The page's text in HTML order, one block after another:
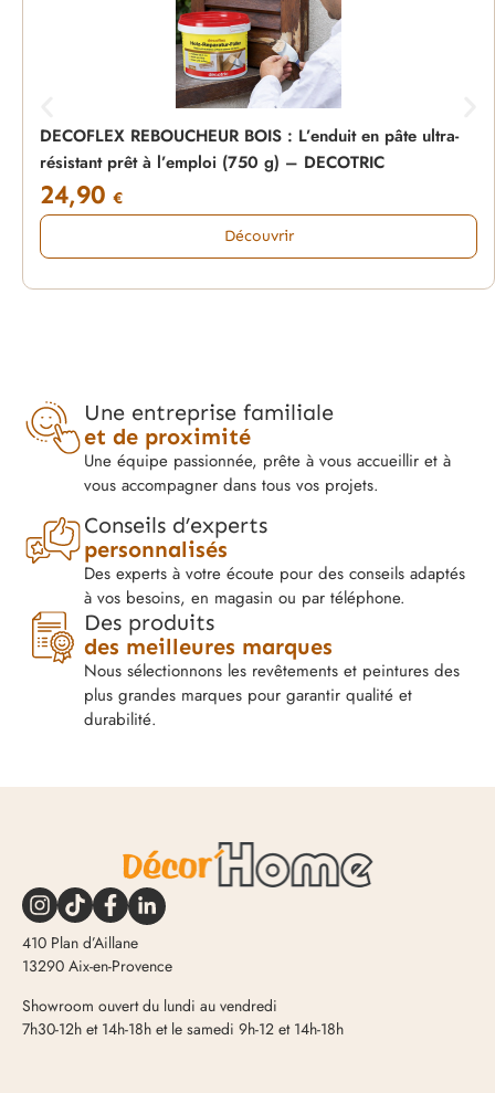
DECOFLEX REBOUCHEUR BOIS : L’enduit en pâte ultra-
résistant prêt à l’emploi (750 g) – DECOTRIC
24,90 €
Découvrir
Une entreprise familiale
et de proximité
Une équipe passionnée, prête à vous accueillir et à
vous accompagner dans tous vos projets.
Conseils d’experts
personnalisés
Des experts à votre écoute pour des conseils adaptés
à vos besoins, en magasin ou par téléphone.
Des produits
des meilleures marques
Nous sélectionnons les revêtements et peintures des
plus grandes marques pour garantir qualité et
durabilité.
410 Plan d’Aillane
13290 Aix-en-Provence
Showroom ouvert du lundi au vendredi
7h30-12h et 14h-18h et le samedi 9h-12 et 14h-18h